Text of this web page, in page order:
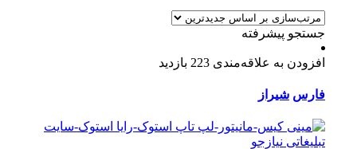
جستجو پیشرفته
افزودن به علاقه‌مندی 223 بازدید
فارس شیراز